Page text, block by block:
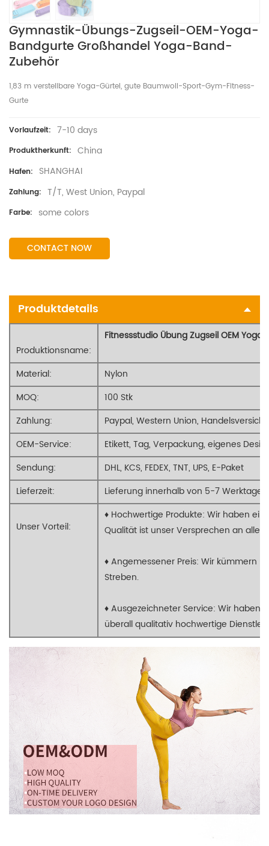
Gymnastik-Übungs-Zugseil-OEM-Yoga-
Bandgurte Großhandel Yoga-Band-
Zubehör
1,83 m verstellbare Yoga-Gürtel, gute Baumwoll-Sport-Gym-Fitness-
Gurte
Vorlaufzeit: 7-10 days
Produktherkunft: China
Hafen: SHANGHAI
Zahlung: T/T, West Union, Paypal
Farbe: some colors
CONTACT NOW
Produktdetails
Produktionsname:
Fitnessstudio Übung Zugseil OEM
Material:
Nylon
MOQ:
100 Stk
Zahlung:
Paypal, Western Union,
OEM-Service:
Etikett, Tag, Verpackung, eigenes
Sendung:
DHL, KCS, FEDEX, TNT, UPS, E-Paket
Lieferzeit:
Lieferung innerhalb von 5-7 Werktagen
Unser Vorteil:
♦ Hochwertige Produkte: Wir haben
Qualität ist unser Versprechen an alle
♦ Angemessener Preis: Wir kümmern
Streben.
♦ Ausgezeichneter Service: Wir haben
überall qualitativ hochwertige